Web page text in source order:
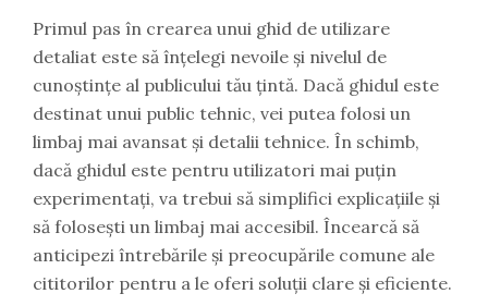
Primul pas în crearea unui ghid de utilizare
detaliat este să înțelegi nevoile și nivelul de
cunoștințe al publicului tău țintă. Dacă ghidul este
destinat unui public tehnic, vei putea folosi un
limbaj mai avansat și detalii tehnice. În schimb,
dacă ghidul este pentru utilizatori mai puțin
experimentați, va trebui să simplifici explicațiile și
să folosești un limbaj mai accesibil. Încearcă să
anticipezi întrebările și preocupările comune ale
cititorilor pentru a le oferi soluții clare și eficiente.